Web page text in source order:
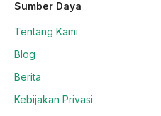
Sumber Daya
Tentang Kami
Blog
Berita
Kebijakan Privasi